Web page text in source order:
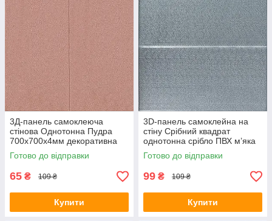
3Д-панель самоклеюча
стінова Однотонна Пудра
700х700х4мм декоративна
стінова ПВХ SW-00001962
Готово до відправки
65 ₴ 109 ₴
Купити
3D-панель самоклейна на
стіну Срібний квадрат
однотонна срібло ПВХ м’яка
на стіну 680х700х4мм SW-
00003257
Готово до відправки
99 ₴ 109 ₴
Купити